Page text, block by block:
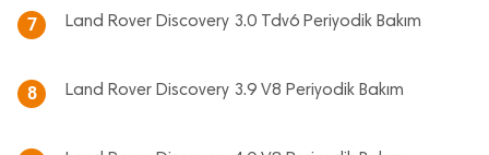
7 Land Rover Discovery 3.0 Tdv6 Periyodik Bakım
8 Land Rover Discovery 3.9 V8 Periyodik Bakım